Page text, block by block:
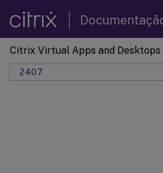
Citrix Virtual Apps and Desktops
2407